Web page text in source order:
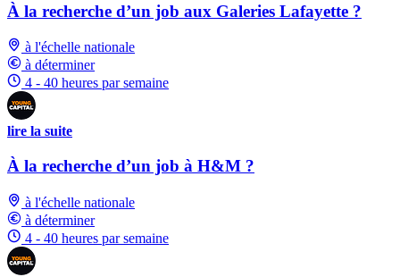
À la recherche d’un job aux Galeries Lafayette ?
à l'échelle nationale
à déterminer
4 - 40 heures par semaine
lire la suite
À la recherche d’un job à H&M ?
à l'échelle nationale
à déterminer
4 - 40 heures par semaine